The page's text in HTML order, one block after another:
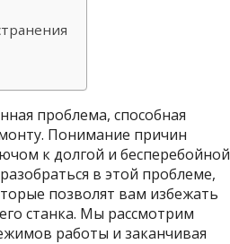
проблема, способная
Понимание причин
к долгой и бесперебойной
в этой проблеме,
позволят вам избежать
станка. Мы рассмотрим
работы и заканчивая